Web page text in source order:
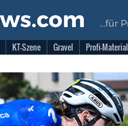
KT-Szene Gravel Profi-Material